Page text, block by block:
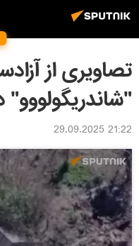
تصاویری از
21:22 29.09.2025